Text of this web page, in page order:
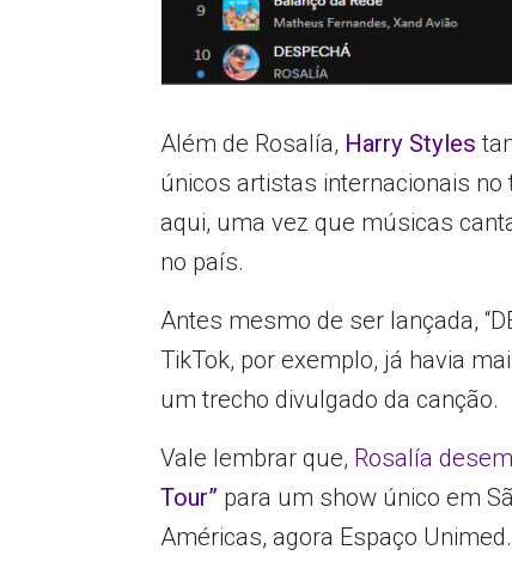
Além de Rosalía, Harry Styles
únicos artistas internacionais
aqui, uma vez que músicas
no país.
Antes mesmo de ser lançada,
TikTok, por exemplo, já havia
um trecho divulgado da canção.
Vale lembrar que, Rosalía
Tour” para um show único em
Américas, agora Espaço Unimed.